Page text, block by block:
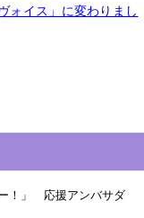
イス」に変わりまし
！」 応援アンバサダ